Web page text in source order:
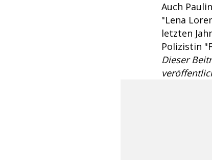
Auch
"Lena
letzten
Polizistin
Dieser